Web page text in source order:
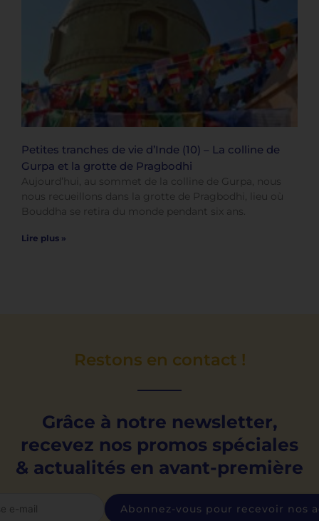
Petites tranches de vie d’Inde (10) – La colline de
Gurpa et la grotte de Pragbodhi
Aujourd’hui, au sommet de la colline de Gurpa, nous
nous recueillons dans la grotte de Pragbodhi, lieu où
Bouddha se retira du monde pendant six ans.
Lire plus »
Restons en contact !
Grâce à notre newsletter,
recevez nos promos spéciales
& actualités en avant-première